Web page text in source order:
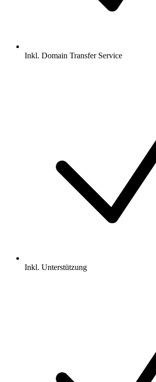
Inkl. Domain Transfer Service
Inkl. Unterstützung